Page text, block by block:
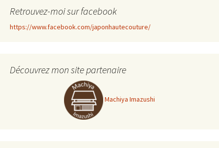
Retrouvez-moi sur facebook
https://www.facebook.com/japonhautecouture/
Découvrez mon site partenaire
Machiya Imazushi